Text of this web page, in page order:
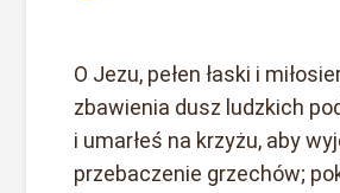
O Jezu, pełen łaski i
zbawienia dusz ludzkich
i umarłeś na krzyżu, aby
przebaczenie grzechów;